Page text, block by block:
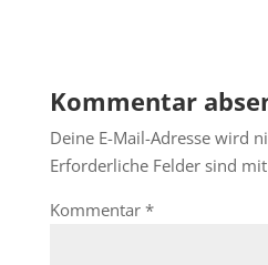
Kommentar
Deine E-Mail-Adresse wird
Erforderliche Felder sind mit
Kommentar *